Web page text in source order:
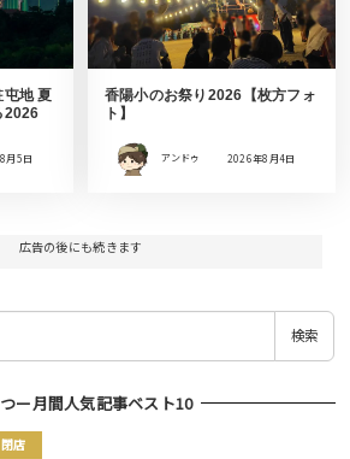
屯地 夏
2026
月5日
香陽小のお祭り2026【枚方フォ
ト】
アンドゥ 2026年8月4日
広告の後にも続きます
検索
ー月間人気記事ベスト10
店